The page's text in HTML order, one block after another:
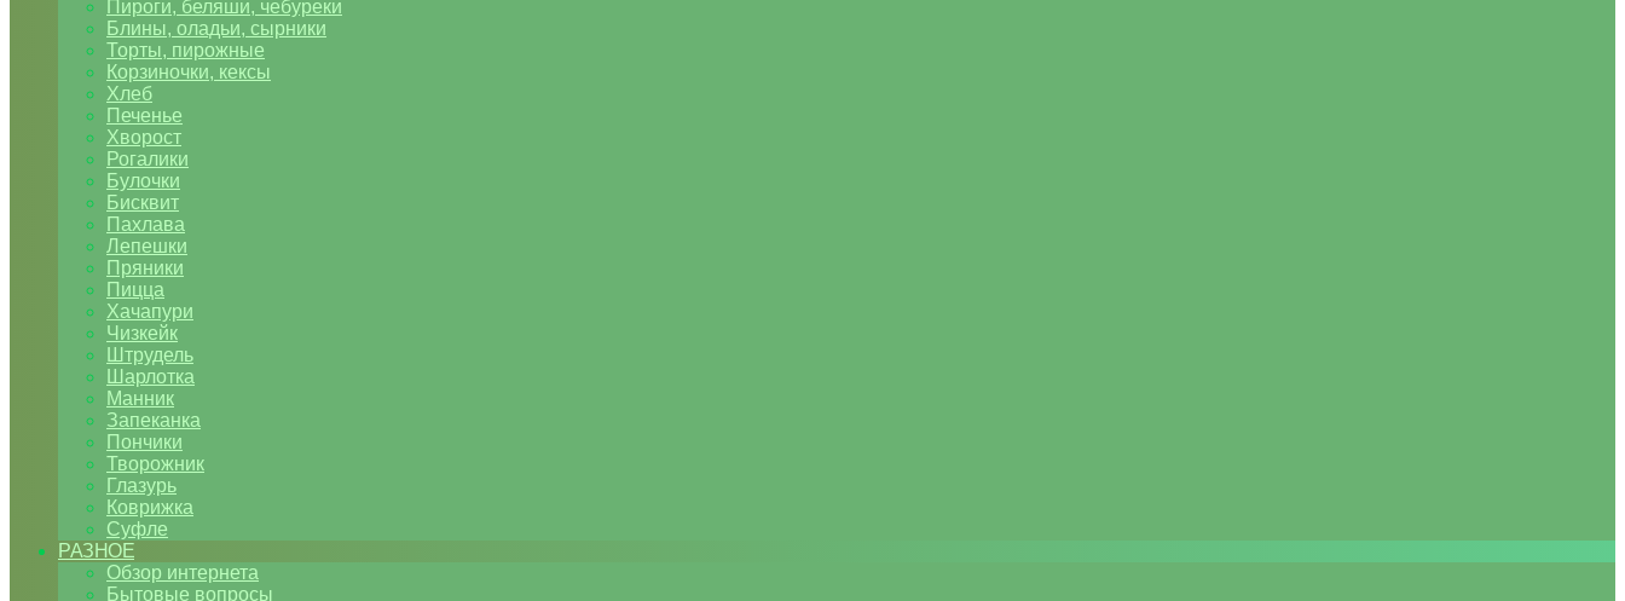
Пироги, беляши, чебуреки
Блины, оладьи, сырники
Торты, пирожные
Корзиночки, кексы
Хлеб
Печенье
Хворост
Рогалики
Булочки
Бисквит
Пахлава
Лепешки
Пряники
Пицца
Хачапури
Чизкейк
Штрудель
Шарлотка
Манник
Запеканка
Пончики
Творожник
Глазурь
Коврижка
Суфле
РАЗНОЕ
Обзор интернета
Бытовые вопросы